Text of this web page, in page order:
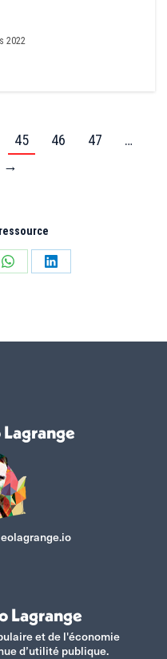
2022
45 46 47
…
→
PartagerPartager
Lagrange
et de l'économie
d’utilité publique.